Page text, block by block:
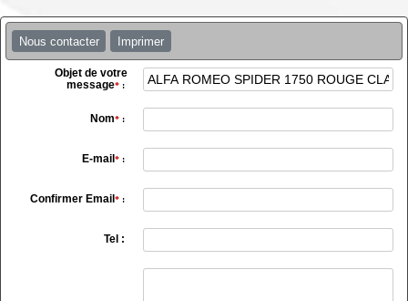
Nous contacter Imprimer
Objet de votre
message*:
Nom*:
E-mail *:
Confirmer Email *:
Tel :